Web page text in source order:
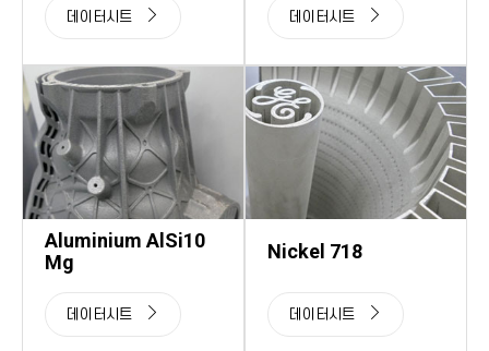
데이터시트 데이터시트
Aluminium AlSi10
Mg
데이터시트
Nickel 718
데이터시트